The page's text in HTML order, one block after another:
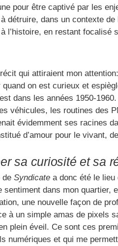
pour être captivé par les
détruire, dans un contexte
l’histoire, en restant focalisé
qui attiraient mon
on est curieux et
dans les années 1950-
véhicules, les routines des
évidemment ses racines
d’amour pour le vivant,
sa curiosité et sa
de Syndicatea donc été le lieu
sentiment dans mon
une nouvelle façon de
à un simple amas de pixels
plein éveil. Ce sont ces
numériques et qui me